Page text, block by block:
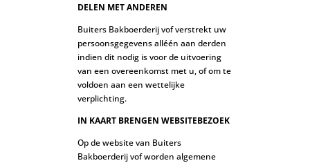
DELEN MET ANDEREN
Buiters Bakboerderij vof verstrekt uw
persoonsgegevens alléén aan derden
indien dit nodig is voor de uitvoering
van een overeenkomst met u, of om te
voldoen aan een wettelijke
verplichting.
IN KAART BRENGEN WEBSITEBEZOEK
Op de website van Buiters
Bakboerderij vof worden algemene